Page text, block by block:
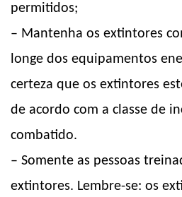
permitidos;
– Mantenha os extintores
longe dos equipamentos
certeza que os extintores
de acordo com a classe de
combatido.
– Somente as pessoas
extintores. Lembre-se: os